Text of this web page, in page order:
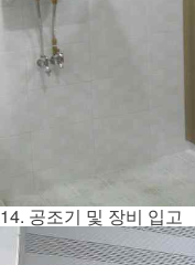
14. 공조기 및 장비 입고